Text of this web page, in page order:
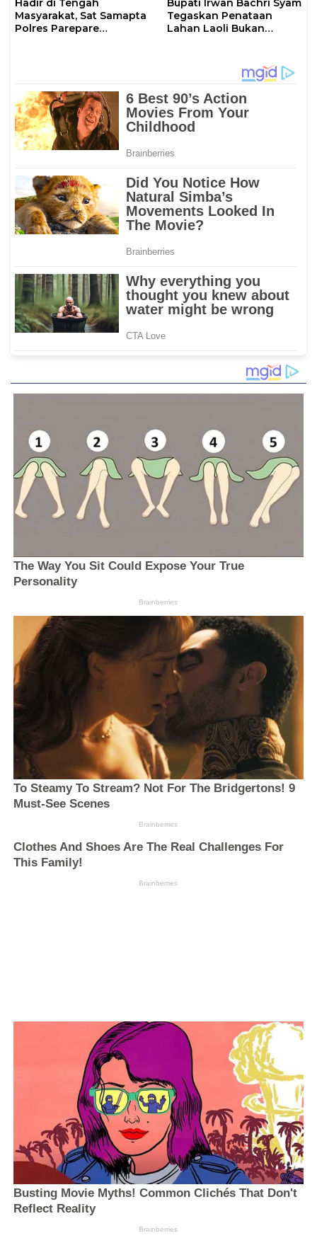
Hadir di Tengah
Masyarakat, Sat Samapta
Polres Parepare
Bupati Irwan Bachri Syam
Tegaskan Penataan
Lahan Laoli Bukan